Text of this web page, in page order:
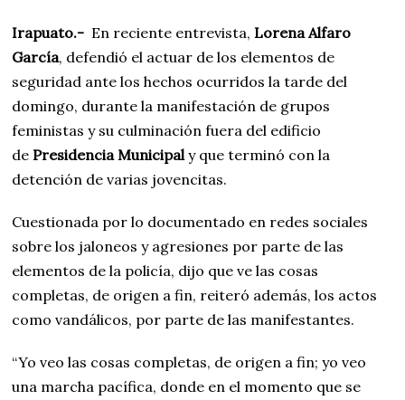
Irapuato.- En reciente entrevista, Lorena Alfaro
García, defendió el actuar de los elementos de
seguridad ante los hechos ocurridos la tarde del
domingo, durante la manifestación de grupos
feministas y su culminación fuera del edificio
de Presidencia Municipal y que terminó con la
detención de varias jovencitas.
Cuestionada por lo documentado en redes sociales
sobre los jaloneos y agresiones por parte de las
elementos de la policía, dijo que ve las cosas
completas, de origen a fin, reiteró además, los actos
como vandálicos, por parte de las manifestantes.
“Yo veo las cosas completas, de origen a fin; yo veo
una marcha pacífica, donde en el momento que se